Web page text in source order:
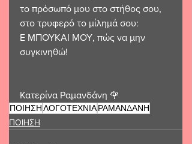
το πρόσωπό μου στο στήθος σου,
στο τρυφερό το μίλημά σου:
Ε ΜΠΟΥΚΑΙ ΜΟΥ, πώς να μην
συγκινηθώ!
Κατερίνα Ραμανδάνη 🌹
ΠΟΙΗΣΗΛΟΓΟΤΕΧΝΙΑΡΑΜΑΝΔΑΝΗ
ΠΟΙΗΣΗ